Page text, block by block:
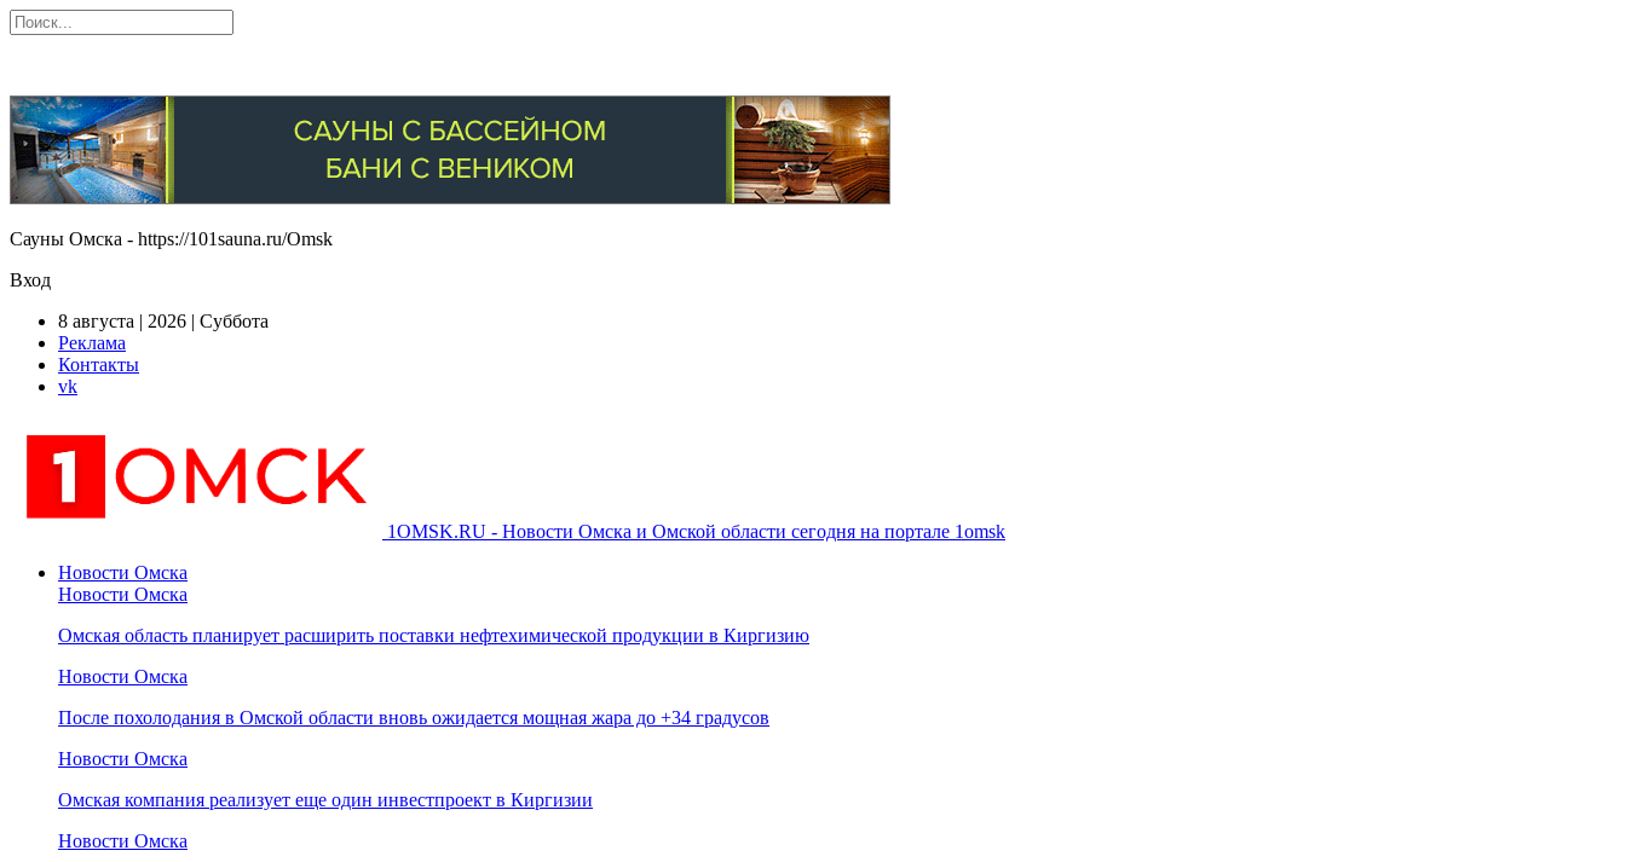
Сауны Омска - https://101sauna.ru/Omsk
Вход
8 августа | 2026 | Суббота
Реклама
Контакты
vk
1OMSK.RU - Новости Омска и Омской области сегодня на портале 1omsk
Новости Омска
Новости Омска
Омская область планирует расширить поставки нефтехимической продукции в Киргизию
Новости Омска
После похолодания в Омской области вновь ожидается мощная жара до +34 градусов
Новости Омска
Омская компания реализует еще один инвестпроект в Киргизии
Новости Омска